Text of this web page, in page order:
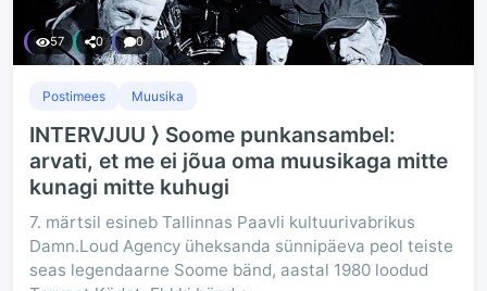
57 0 0
Postimees Muusika
INTERVJUU ⟩ Soome punkansambel:
arvati, et me ei jõua oma muusikaga mitte
kunagi mitte kuhugi
7. märtsil esineb Tallinnas Paavli kultuurivabrikus
Damn.Loud Agency üheksanda sünnipäeva peol teiste
seas legendaarne Soome bänd, aastal 1980 loodud